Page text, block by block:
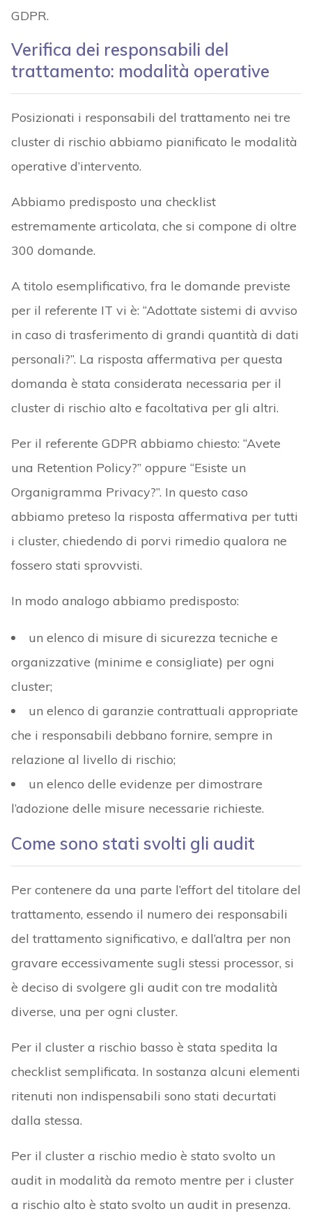
GDPR.
Verifica dei responsabili del
trattamento: modalità operative
Posizionati i responsabili del trattamento nei tre
cluster di rischio abbiamo pianificato le modalità
operative d’intervento.
Abbiamo predisposto una checklist
estremamente articolata, che si compone di oltre
300 domande.
A titolo esemplificativo, fra le domande previste
per il referente IT vi è: “Adottate sistemi di avviso
in caso di trasferimento di grandi quantità di dati
personali?”. La risposta affermativa per questa
domanda è stata considerata necessaria per il
cluster di rischio alto e facoltativa per gli altri.
Per il referente GDPR abbiamo chiesto: “Avete
una Retention Policy?” oppure “Esiste un
Organigramma Privacy?”. In questo caso
abbiamo preteso la risposta affermativa per tutti
i cluster, chiedendo di porvi rimedio qualora ne
fossero stati sprovvisti.
In modo analogo abbiamo predisposto:
un elenco di misure di sicurezza tecniche e
organizzative (minime e consigliate) per ogni
cluster;
un elenco di garanzie contrattuali appropriate
che i responsabili debbano fornire, sempre in
relazione al livello di rischio;
un elenco delle evidenze per dimostrare
l’adozione delle misure necessarie richieste.
Come sono stati svolti gli audit
Per contenere da una parte l’effort del titolare del
trattamento, essendo il numero dei responsabili
del trattamento significativo, e dall’altra per non
gravare eccessivamente sugli stessi processor, si
è deciso di svolgere gli audit con tre modalità
diverse, una per ogni cluster.
Per il cluster a rischio basso è stata spedita la
checklist semplificata. In sostanza alcuni elementi
ritenuti non indispensabili sono stati decurtati
dalla stessa.
Per il cluster a rischio medio è stato svolto un
audit in modalità da remoto mentre per i cluster
a rischio alto è stato svolto un audit in presenza.